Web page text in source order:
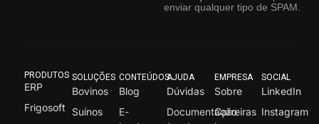
enviar qualquer tipo de SPAM.
PRODUTOS
ERP
Frigosoft
SOLUÇÕES
Bovinos
Suínos
CONTEÚDOS
Blog
E-
AJUDA
Dúvidas
Documentação
EMPRESA
Sobre
Carreiras
SOCIAL
LinkedIn
Instagram